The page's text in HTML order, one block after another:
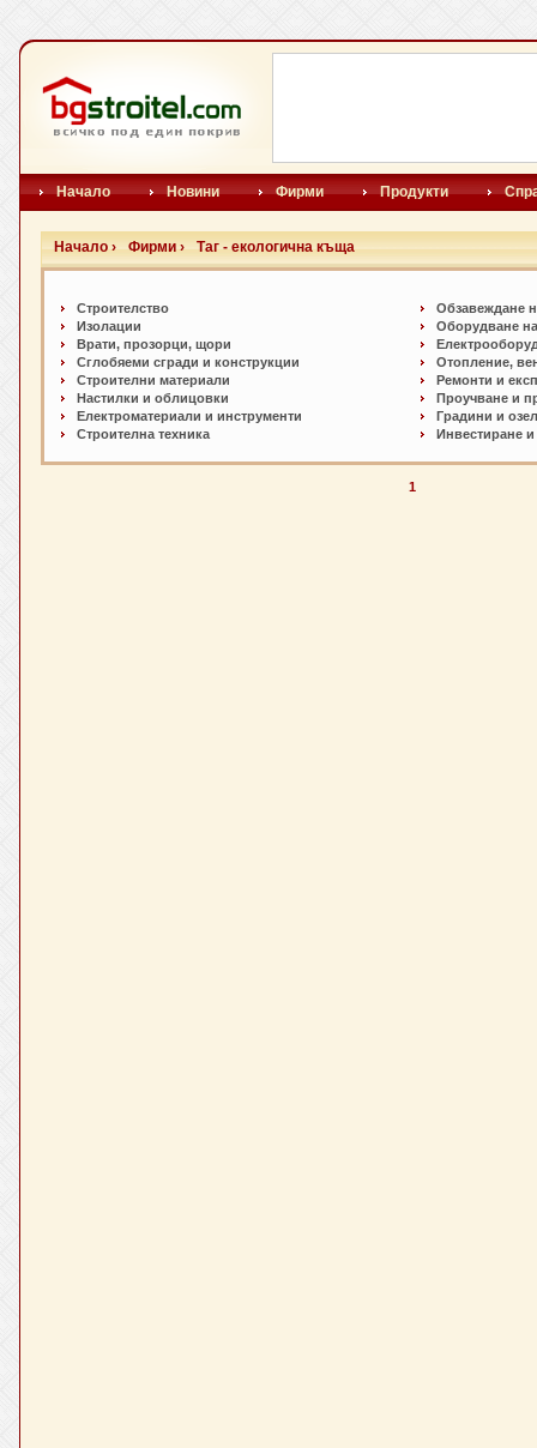
Начало Новини Фирми Продукти
Начало › Фирми › Таг - екологична къща
Строителство
Изолации
Врати, прозорци, щори
Сглобяеми сгради и конструкции
Строителни материали
Настилки и oблицовки
Електроматериали и инструменти
Строителна техника
Обзавеждане
Оборудване
Отопление,
Ремонти и
Проучване и
Градини и
Инвестиране
1